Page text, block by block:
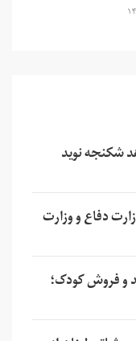
شکنجه نوید
دفاع و وزارت
و فروش کودک؛